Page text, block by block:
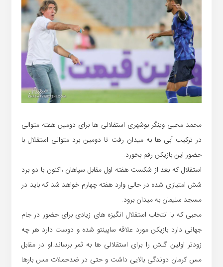
محمد محبی وینگر بوشهری استقلالی ها برای دومین هفته متوالی
در ترکیب آبی ها به میدان رفت تا دومین برد متوالی استقلال با
حضور این بازیکن رقم بخورد.
استقلال که بعد از شکست هفته اول مقابل سپاهان ،اکنون با دو برد
شش امتیازی شده در حالی وارد هفته چهارم خواهد شد که باید در
مسجد سلیمان به میدان برود.
محبی که با انتخاب استقلال انگیزه های زیادی برای حضور در جام
جهانی دارد بازیکن مورد علاقه ساپینتو شده و دوست دارد هر چه
زودتر اولین گلش را برای استقلالی ها به ثمر برساند.او در مقابل
مس کرمان دوندگی بالایی داشت و حتی در ضدحملات مس بارها